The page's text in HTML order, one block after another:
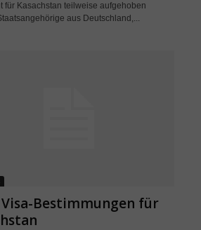
für Kasachstan teilweise aufgehoben
aus Deutschland,...
Visa-Bestimmungen für